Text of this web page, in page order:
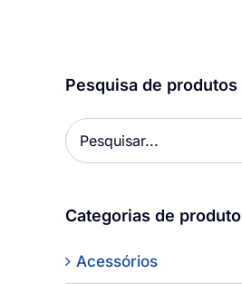
Pesquisa de produtos
Categorias de produto
Acessórios